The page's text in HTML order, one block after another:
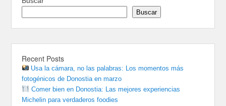
Buscar
Recent Posts
Usa la cámara, no las palabras: Los momentos más
fotogénicos de Donostia en marzo
Comer bien en Donostia: Las mejores experiencias
Michelin para verdaderos foodies